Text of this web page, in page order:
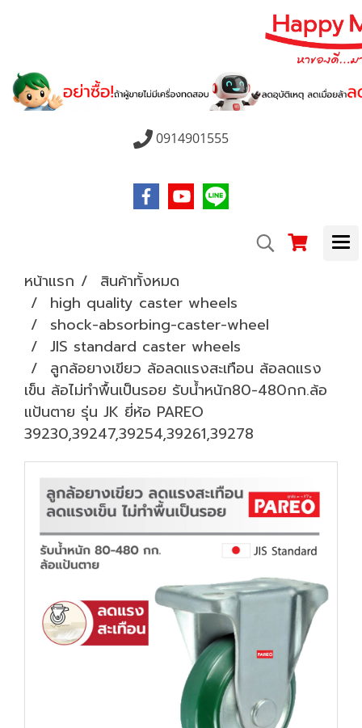
0914901555
หน้าแรก
สินค้าทั้งหมด
high quality caster wheels
shock-absorbing-caster-wheel
JIS standard caster wheels
ลูกล้อยางเขียว ล้อลดแรงสะเทือน ล้อลดแรง
เข็น ล้อไม่ทำพื้นเป็นรอย รับน้ำหนัก80-480กก.ล้อ
แป้นตาย รุ่น JK ยี่ห้อ PAREO
39230,39247,39254,39261,39278